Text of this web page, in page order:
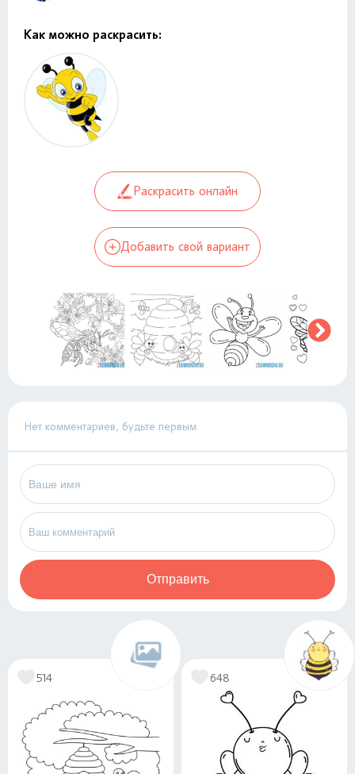
Как можно раскрасить:
Раскрасить онлайн
Добавить свой вариант
Нет комментариев, будьте первым
Отправить
514 648